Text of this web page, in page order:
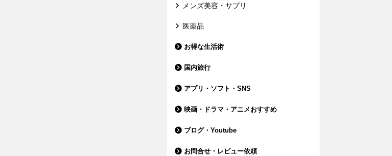
メンズ美容・サプリ
医薬品
お得な生活術
国内旅行
アプリ・ソフト・SNS
映画・ドラマ・アニメおすすめ
ブログ・Youtube
お問合せ・レビュー依頼